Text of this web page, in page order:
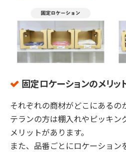
固定ロケーションのメリッ
それぞれの商材がどこにあるの
テランの方は棚入れやピッキン
メリットがあります。
また、品番ごとにロケーション